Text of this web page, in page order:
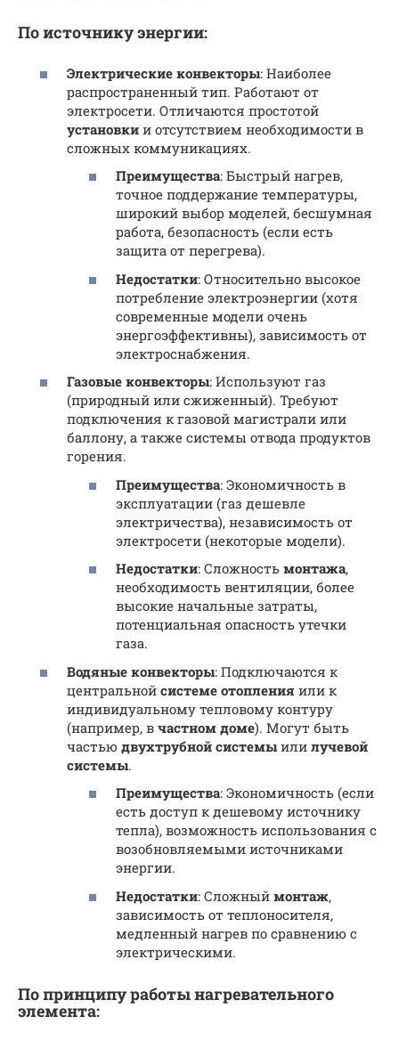
По источнику энергии:
Электрические конвекторы: Наиболее
распространенный тип. Работают от
электросети. Отличаются простотой
установки и отсутствием необходимости в
сложных коммуникациях.
Преимущества: Быстрый нагрев,
точное поддержание температуры,
широкий выбор моделей, бесшумная
работа, безопасность (если есть
защита от перегрева).
Недостатки: Относительно высокое
потребление электроэнергии (хотя
современные модели очень
энергоэффективны), зависимость от
электроснабжения.
Газовые конвекторы: Используют газ
(природный или сжиженный). Требуют
подключения к газовой магистрали или
баллону, а также системы отвода продуктов
горения.
Преимущества: Экономичность в
эксплуатации (газ дешевле
электричества), независимость от
электросети (некоторые модели).
Недостатки: Сложность монтажа,
необходимость вентиляции, более
высокие начальные затраты,
потенциальная опасность утечки
газа.
Водяные конвекторы: Подключаются к
центральной системе отопления или к
индивидуальному тепловому контуру
(например, в частном доме). Могут быть
частью двухтрубной системы или лучевой
системы.
Преимущества: Экономичность (если
есть доступ к дешевому источнику
тепла), возможность использования с
возобновляемыми источниками
энергии.
Недостатки: Сложный монтаж,
зависимость от теплоносителя,
медленный нагрев по сравнению с
электрическими.
По принципу работы нагревательного
элемента: